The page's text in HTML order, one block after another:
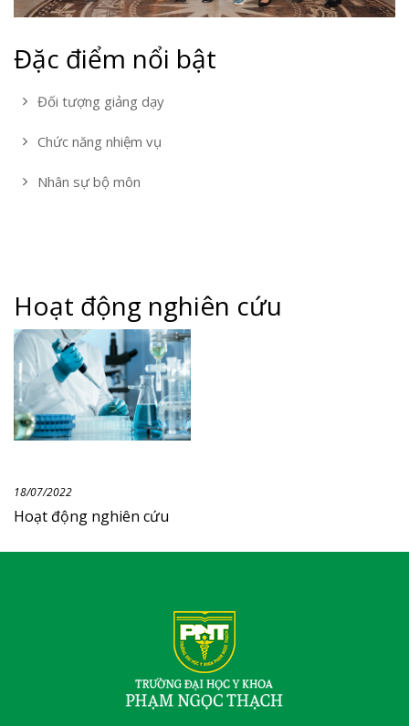
Đặc điểm nổi bật
Đối tượng giảng dạy
Chức năng nhiệm vụ
Nhân sự bộ môn
Hoạt động nghiên cứu
18/07/2022
Hoạt động nghiên cứu